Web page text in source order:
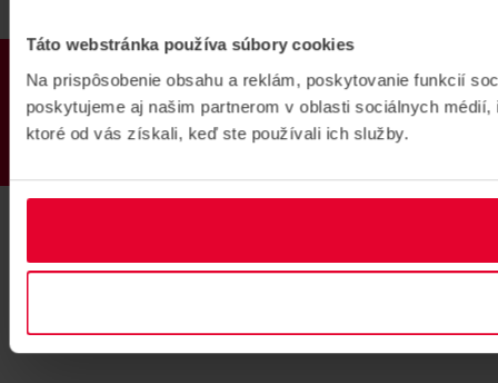
Táto webstránka používa súbory cookies
Na prispôsobenie obsahu a reklám, poskytovanie funkcií
poskytujeme aj našim partnerom v oblasti sociálnych
ktoré od vás získali, keď ste používali ich služby.
PRODUKTY